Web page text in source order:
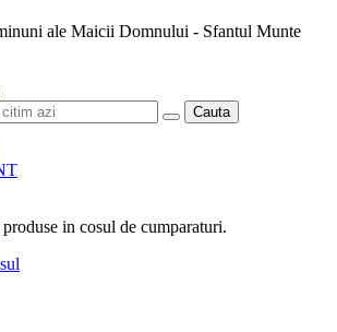
ale Maicii Domnului - Sfantul Munte
Cauta
in cosul de cumparaturi.